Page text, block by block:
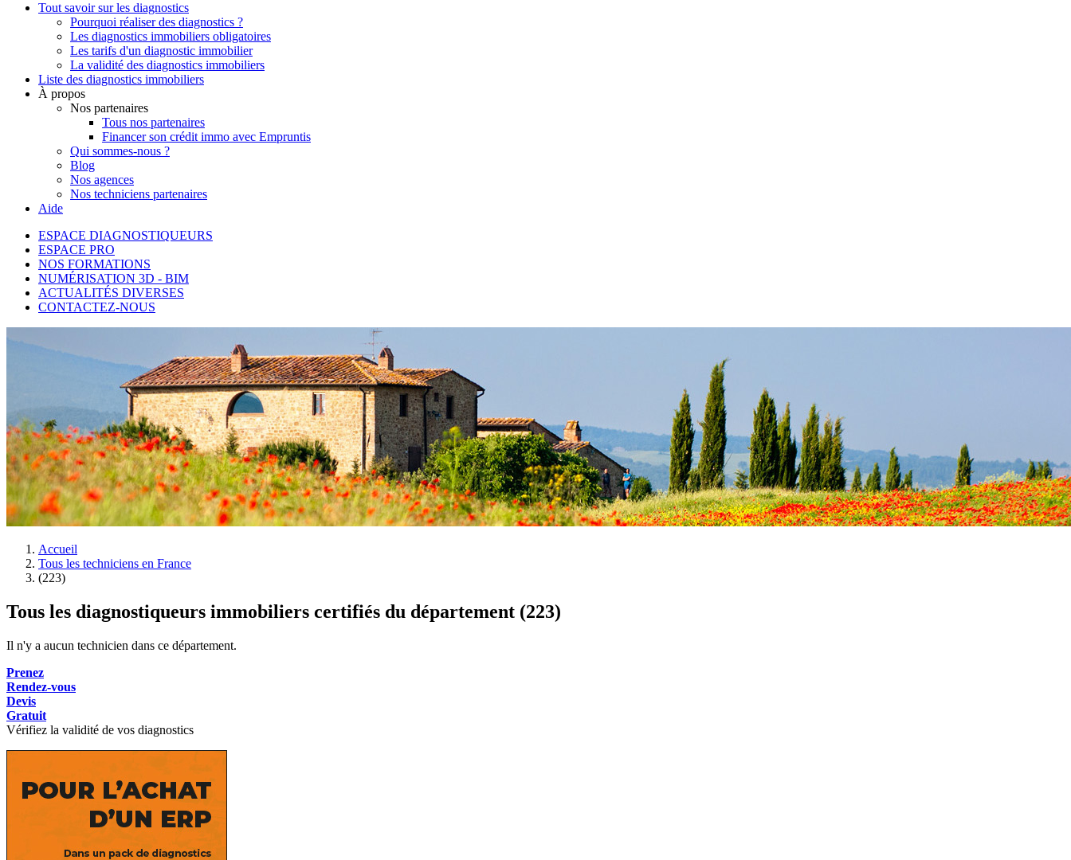
Tout savoir sur les diagnostics
Pourquoi réaliser des diagnostics ?
Les diagnostics immobiliers obligatoires
Les tarifs d'un diagnostic immobilier
La validité des diagnostics immobiliers
Liste des diagnostics immobiliers
À propos
Nos partenaires
Tous nos partenaires
Financer son crédit immo avec Empruntis
Qui sommes-nous ?
Blog
Nos agences
Nos techniciens partenaires
Aide
ESPACE DIAGNOSTIQUEURS
ESPACE PRO
NOS FORMATIONS
NUMÉRISATION 3D - BIM
ACTUALITÉS DIVERSES
CONTACTEZ-NOUS
Accueil
Tous les techniciens en France
(223)
Tous les diagnostiqueurs immobiliers certifiés du département (223)
Il n'y a aucun technicien dans ce département.
Prenez
Rendez-vous
Devis
Gratuit
Vérifiez la validité de vos diagnostics